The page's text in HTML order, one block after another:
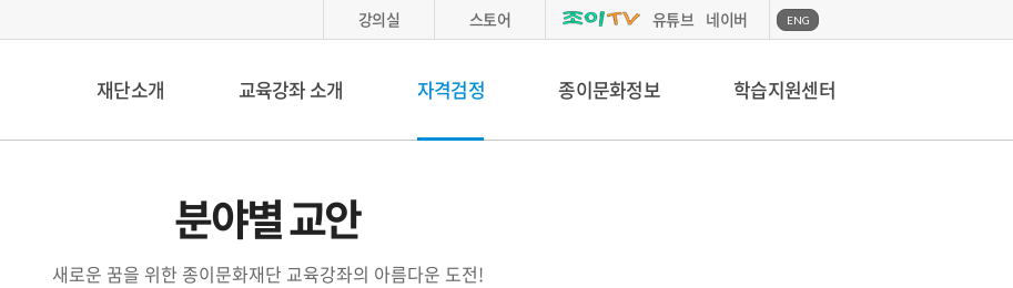
ENG
강의실 스토어 유튜브 네이버
재단소개 교육강좌 소개 자격검정 종이문화정보 학습지원센터
분야별 교안
새로운 꿈을 위한 종이문화재단 교육강좌의 아름다운 도전!